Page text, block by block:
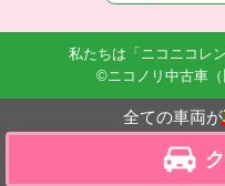
全ての車両が
私たちは「ニコニコレ
©ニコノリ中古車